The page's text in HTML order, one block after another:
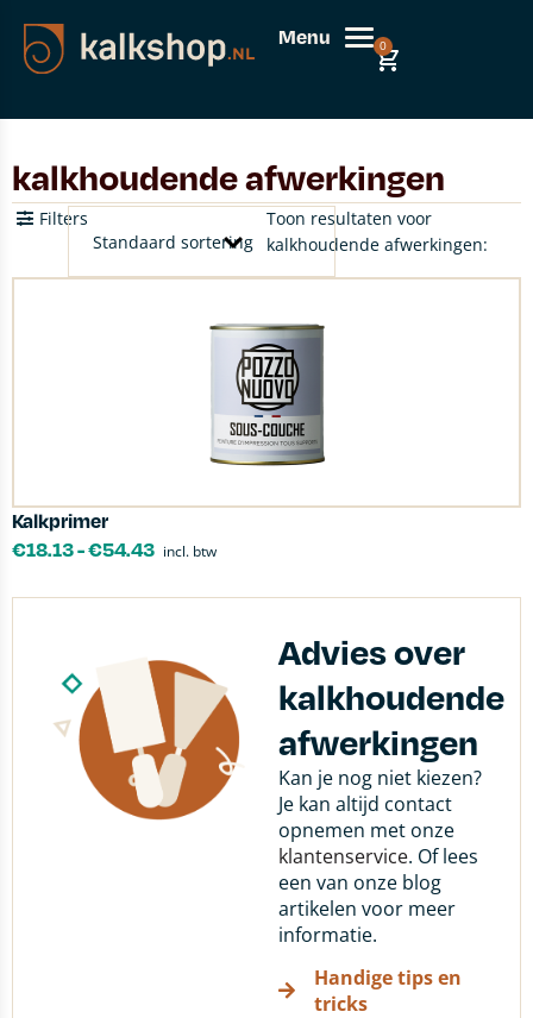
Menu 0
kalkhoudende afwerkingen
Toon resultaten voor
kalkhoudende afwerkingen:
Filters
Kalkprimer
€18.13-€54.43 incl. btw
Advies over
kalkhoudende
afwerkingen
Kan je nog niet kiezen?
Je kan altijd contact
opnemen met onze
klantenservice. Of lees
een van onze blog
artikelen voor meer
informatie.
Handige tips en
tricks